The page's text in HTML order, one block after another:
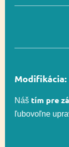
Celková
Modifikácia:
Náš tím pre
ľubovoľne